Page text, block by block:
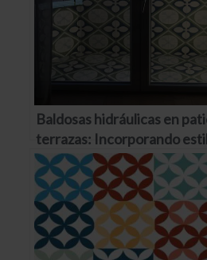
Baldosas hidráulicas en
terrazas: Incorporando
zonas exteriores